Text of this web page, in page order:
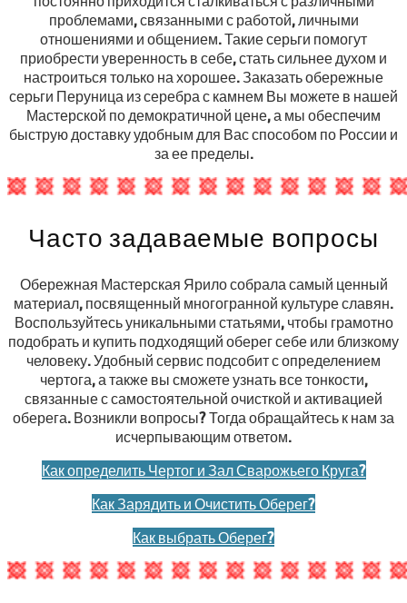
проблемами, связанными с работой, личными
отношениями и общением. Такие серьги помогут
приобрести уверенность в себе, стать сильнее духом и
настроиться только на хорошее. Заказать обережные
серьги Перуница из серебра с камнем Вы можете в нашей
Мастерской по демократичной цене, а мы обеспечим
быструю доставку удобным для Вас способом по России и
за ее пределы.
Часто задаваемые вопросы
Обережная Мастерская Ярило собрала самый ценный
материал, посвященный многогранной культуре славян.
Воспользуйтесь уникальными статьями, чтобы грамотно
подобрать и купить подходящий оберег себе или близкому
человеку. Удобный сервис подсобит с определением
чертога, а также вы сможете узнать все тонкости,
связанные с самостоятельной очисткой и активацией
оберега. Возникли вопросы? Тогда обращайтесь к нам за
исчерпывающим ответом.
Как определить Чертог и Зал Сварожьего Круга?
Как Зарядить и Очистить Оберег?
Как выбрать Оберег?